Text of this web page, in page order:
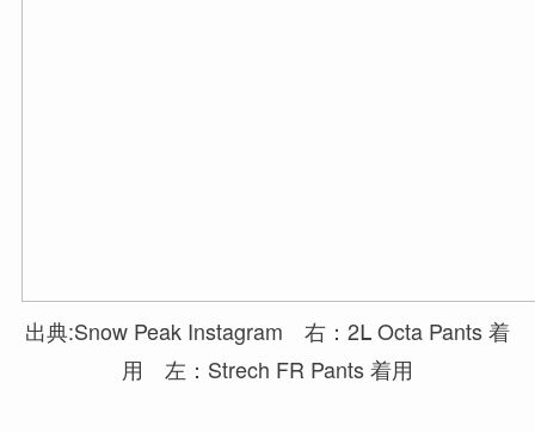
出典:Snow Peak Instagram 右：2Ⅼ Octa Pants 着
用 左：Strech FR Pants 着用